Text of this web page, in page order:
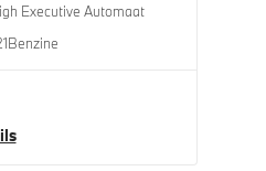
Executive Automaat
Benzine